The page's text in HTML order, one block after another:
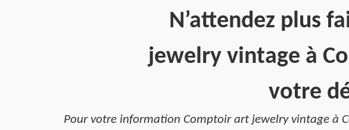
N’attendez plus
jewelry vintage à
votre
Pour votre information Comptoir art jewelry vintage à